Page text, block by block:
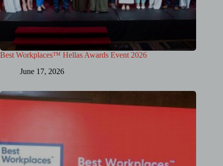
Best Workplaces™ Hellas Awards Event 2026
June 17, 2026